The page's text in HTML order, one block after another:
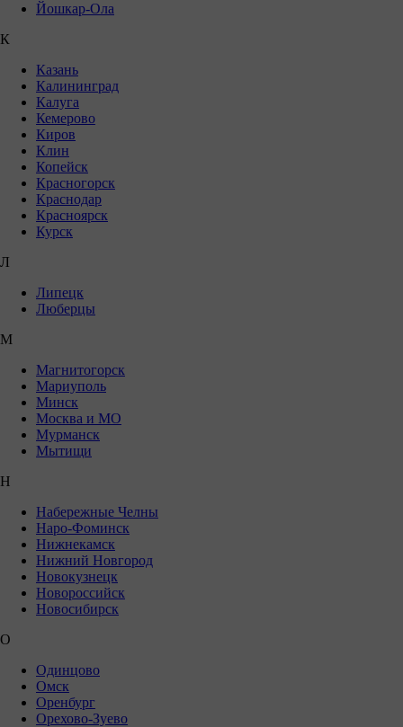
Йошкар-Ола
К
Казань
Калининград
Калуга
Кемерово
Киров
Клин
Копейск
Красногорск
Краснодар
Красноярск
Курск
Л
Липецк
Люберцы
М
Магнитогорск
Мариуполь
Минск
Москва и МО
Мурманск
Мытищи
Н
Набережные Челны
Наро-Фоминск
Нижнекамск
Нижний Новгород
Новокузнецк
Новороссийск
Новосибирск
О
Одинцово
Омск
Оренбург
Орехово-Зуево